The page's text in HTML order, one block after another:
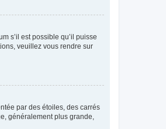
s’il est possible qu’il puisse
veuillez vous rendre sur
par des étoiles, des carrés
généralement plus grande,